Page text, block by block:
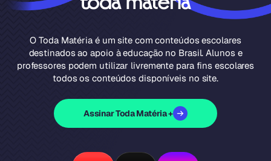
O Toda Matéria é um site com conteúdos escolares
destinados ao apoio à educação no Brasil. Alunos e
professores podem utilizar livremente para fins escolares
todos os conteúdos disponíveis no site.
Assinar Toda Matéria +